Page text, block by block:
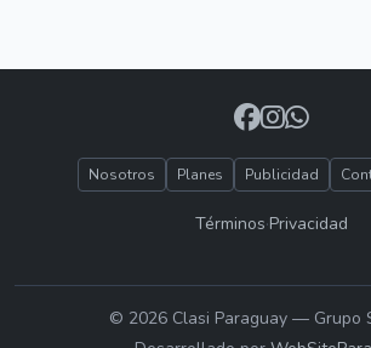
Nosotros Planes Publicidad
Términos·Privacidad
© 2026 Clasi Paraguay — Grupo